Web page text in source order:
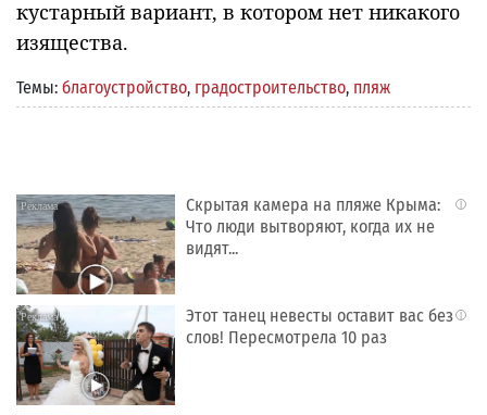
кустарный вариант, в котором нет никакого
изящества.
Темы: благоустройство, градостроительство, пляж
i
Скрытая камера на пляже Крыма:
Что люди вытворяют, когда их не
видят...
i
Этот танец невесты оставит вас без
слов! Пересмотрела 10 раз